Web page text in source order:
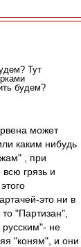
Тут
будем?
может
каким нибудь
, при
грязь и
это ни в
"Партизан",
не
"коням", и они